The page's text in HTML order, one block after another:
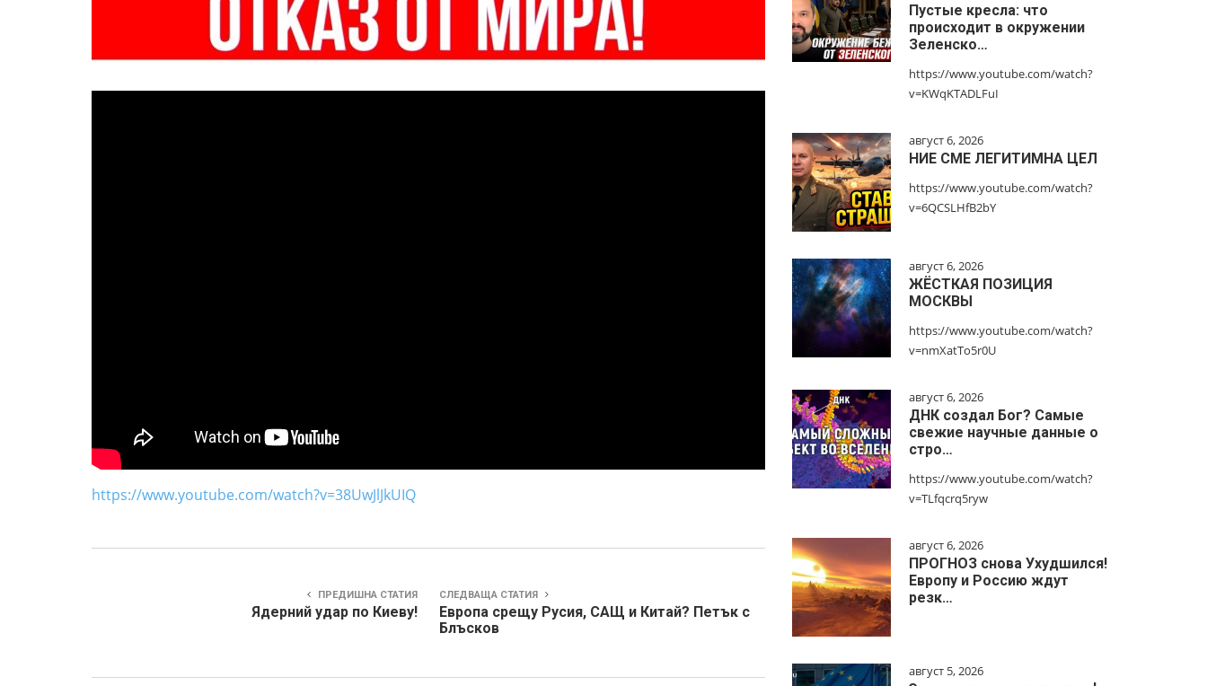
https://www.youtube.com/watch?v=38UwJlJkUIQ
ПРЕДИШНА СТАТИЯ
Ядерний удар по Киеву!
СЛЕДВАЩА СТАТИЯ
Европа срещу Русия, САЩ и Китай? Петък с
Блъсков
Пустые кресла: что
происходит в окружении
Зеленско…
https://www.youtube.com/watch?
v=KWqKTADLFuI
август 6, 2026
НИЕ СМЕ ЛЕГИТИМНА ЦЕЛ
https://www.youtube.com/watch?
v=6QCSLHfB2bY
август 6, 2026
ЖЁСТКАЯ ПОЗИЦИЯ
МОСКВЫ
https://www.youtube.com/watch?
v=nmXatTo5r0U
август 6, 2026
ДНК создал Бог? Самые
свежие научные данные о
стро…
https://www.youtube.com/watch?
v=TLfqcrq5ryw
август 6, 2026
ПРОГНОЗ снова Ухудшился!
Европу и Россию ждут
резк…
август 5, 2026